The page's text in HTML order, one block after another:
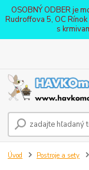
OSOBNÝ ODBER je
Rudroffova 5, OC
s
Úvod Postroje a sety